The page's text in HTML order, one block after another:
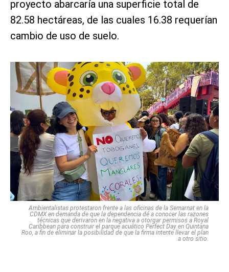
proyecto abarcaría una superficie total de
82.58 hectáreas, de las cuales 16.38 requerían
cambio de uso de suelo.
Ambientalistas protestaron frente a las oficinas de la Semarnat en la
CDMX en demanda de que la dependencia dé a conocer las razones
técnicas que derivaron en la negativa a otorgar permisos a Royal
Caribbean para construir el parque acuático Perfect Day en Quintana
Roo, a fin de eliminar la posibilidad de que la firma intente llevar el plan
a otro sitio.